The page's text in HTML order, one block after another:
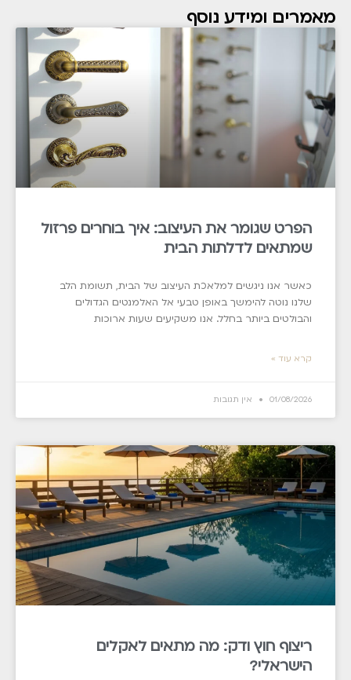
מאמרים ומידע נוסף
הפרט שגומר את העיצוב: איך בוחרים פרזול
שמתאים לדלתות הבית
כאשר אנו ניגשים למלאכת העיצוב של הבית, תשומת הלב
שלנו נוטה להימשך באופן טבעי אל האלמנטים הגדולים
והבולטים ביותר בחלל. אנו משקיעים שעות ארוכות
קרא עוד »
01/08/2026 אין תגובות
ריצוף חוץ ודק: מה מתאים לאקלים
הישראלי?